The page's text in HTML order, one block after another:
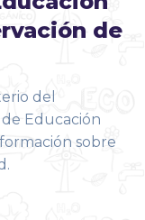
de
del
Educación
sobre